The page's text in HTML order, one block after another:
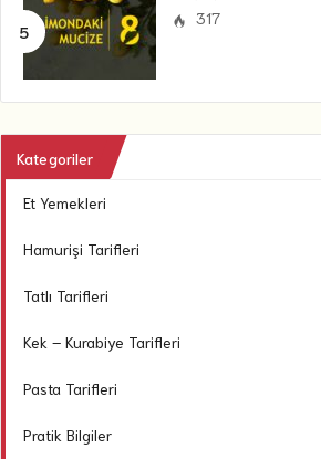
317
Kategoriler
Et Yemekleri
Hamurişi Tarifleri
Tatlı Tarifleri
Kek – Kurabiye Tarifleri
Pasta Tarifleri
Pratik Bilgiler